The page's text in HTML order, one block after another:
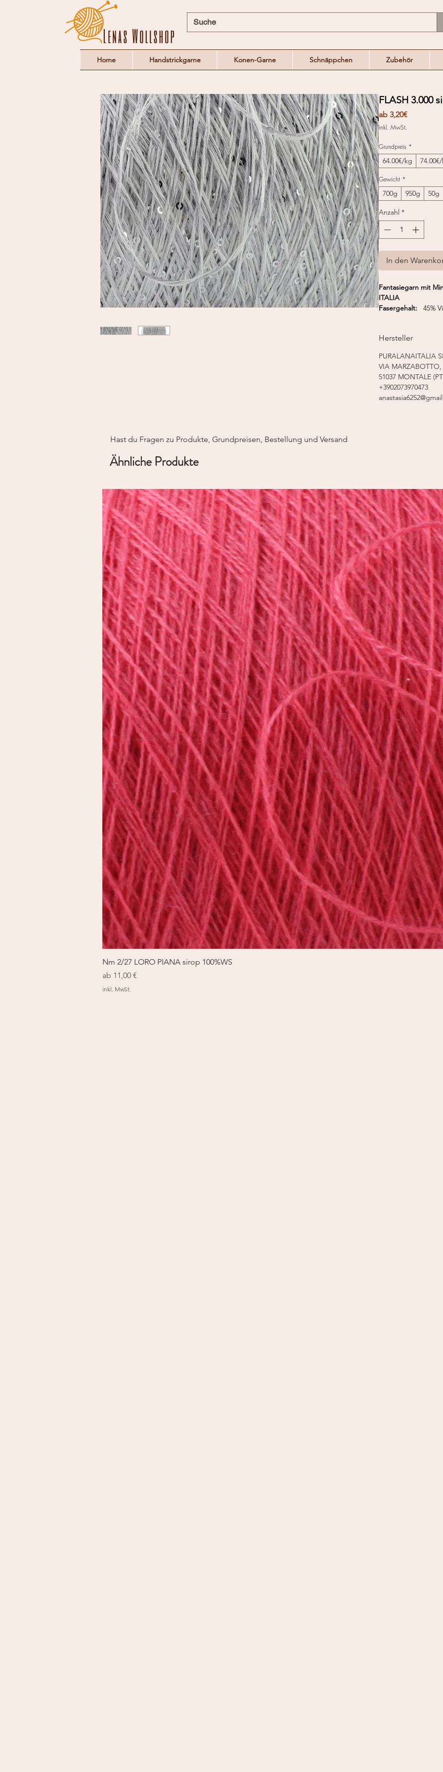
Home Handstrickgarne Konen-Garne Schnäppchen Zubehör
FLASH 3.000
ab 3,20€Sale-
inkl. MwSt.
Grundpreis *
64.00€/kg
Gewicht *
700g 950g 50g
Anzahl *
In den
Fantasiegarn mit
ITALIA
Fasergehalt: 45%
Hersteller
PURALANAITALIA
VIA
51037 MONTALE
+3902073970473
Hast du Fragen zu Produkte, Grundpreisen, Bestellung und Versand
Ähnliche Produkte
Nm 2/27 LORO PIANA sirop 100%WS
ab 11,00 €
Sale-Preis
inkl. MwSt.